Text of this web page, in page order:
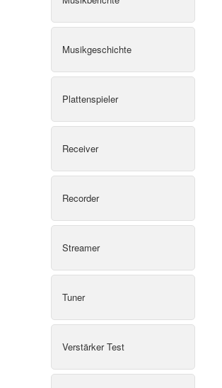
Musikgeschichte
Plattenspieler
Receiver
Recorder
Streamer
Tuner
Verstärker Test